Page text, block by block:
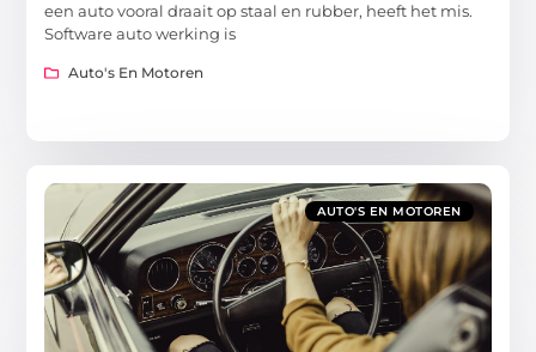
een auto vooral draait op staal en rubber, heeft het mis.
Software auto werking is
Auto's En Motoren
AUTO'S EN MOTOREN